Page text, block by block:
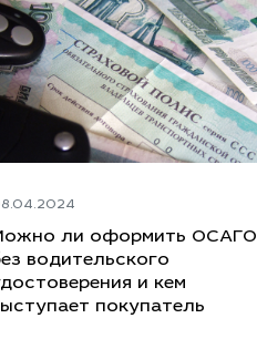
ли оформить ОСАГО
водительского
и кем
покупатель